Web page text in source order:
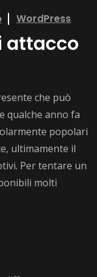
WordPress
attacco
che può
qualche anno fa
popolari
ultimamente il
Per tentare un
molti